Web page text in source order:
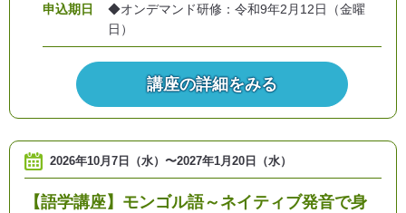
申込期日
◆オンデマンド研修：令和9年2月12日（金曜
日）
講座の詳細をみる
2026年10月7日（水） 〜2027年1月20日（水）
【語学講座】モンゴル語～ネイティブ発音で身